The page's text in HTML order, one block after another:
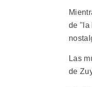
de "la
Las
de